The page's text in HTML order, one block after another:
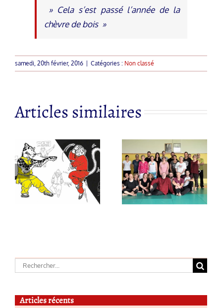
» Cela s’est passé l’année de la
chèvre debois »
samedi, 20th février, 2016 Catégories : Non classé
Articles similaires
Nouveau site
pour l’asso
« Bien-être,
Respiration
Couteaux
Papillons
Cantonnais
– Hu Die
Rechercher:
Articles récents